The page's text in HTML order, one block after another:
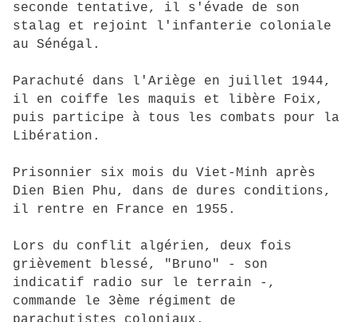
seconde tentative, il s'évade de son
stalag et rejoint l'infanterie coloniale
au Sénégal.
Parachuté dans l'Ariège en juillet 1944,
il en coiffe les maquis et libère Foix,
puis participe à tous les combats pour la
Libération.
Prisonnier six mois du Viet-Minh après
Dien Bien Phu, dans de dures conditions,
il rentre en France en 1955.
Lors du conflit algérien, deux fois
grièvement blessé, "Bruno" - son
indicatif radio sur le terrain -,
commande le 3ème régiment de